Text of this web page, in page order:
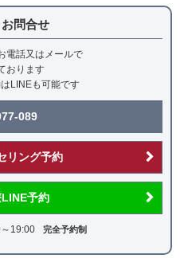
ますので、ご心配な点が
ください。
薬：27,500円/月
問合せ
電話又はメールで
おります
LINEも可能です
089
リング予約
予約
19:00 完全予約制